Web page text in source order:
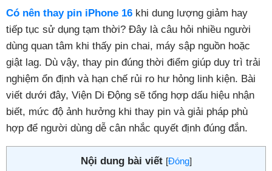
Đặt lịch ngay
Có nên thay pin iPhone 16 khi dung lượng giảm hay
tiếp tục sử dụng tạm thời? Đây là câu hỏi nhiều người
dùng quan tâm khi thấy pin chai, máy sập nguồn hoặc
giật lag. Dù vậy, thay pin đúng thời điểm giúp duy trì trải
nghiệm ổn định và hạn chế rủi ro hư hỏng linh kiện. Bài
viết dưới đây, Viện Di Động sẽ tổng hợp dấu hiệu nhận
biết, mức độ ảnh hưởng khi thay pin và giải pháp phù
hợp để người dùng dễ cân nhắc quyết định đúng đắn.
Nội dung bài viết [Đóng]